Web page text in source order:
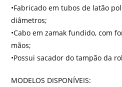
•Fabricado em tubos de latão
diâmetros;
•Cabo em zamak fundido, com
mãos;
•Possui sacador do tampão da
MODELOS DISPONÍVEIS: